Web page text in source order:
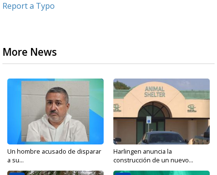
Report a Typo
More News
Un hombre acusado de disparar
a su...
Harlingen anuncia la
construcción de un nuevo...